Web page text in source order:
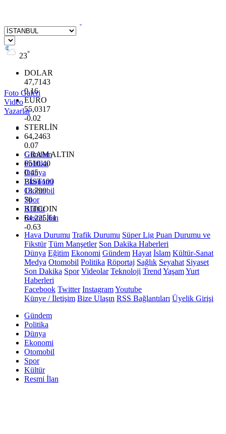
23°
DOLAR
47,7143
0.16
EURO
55,0317
-0.02
STERLİN
64,2463
0.07
GRAM ALTIN
6510.40
0.45
BİST100
13.799
70
BITCOIN
64.225,61
-0.63
Foto Galeri
Video
Yazarlar
Gündem
Politika
Dünya
Ekonomi
Otomobil
Spor
Kültür
Resmi İlan
Hava Durumu Trafik Durumu Süper Lig Puan Durumu ve
Fikstür Tüm Manşetler Son Dakika Haberleri
Dünya Eğitim Ekonomi Gündem Hayat İslam Kültür-Sanat
Medya Otomobil Politika Röportaj Sağlık Seyahat Siyaset
Son Dakika Spor Videolar Teknoloji Trend YaşamYurt
Haberleri
Facebook Twitter InstagramYoutube
Künye / İletişim Bize Ulaşın RSS Bağlantıları Üyelik Girişi
Gündem
Politika
Dünya
Ekonomi
Otomobil
Spor
Kültür
Resmi İlan